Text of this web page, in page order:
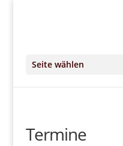
Seite wählen
Termine